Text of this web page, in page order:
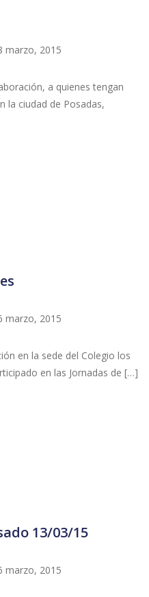
marzo, 2015
a quienes tengan
la ciudad de Posadas,
marzo, 2015
en la sede del Colegio los
en las Jornadas de […]
13/03/15
marzo, 2015